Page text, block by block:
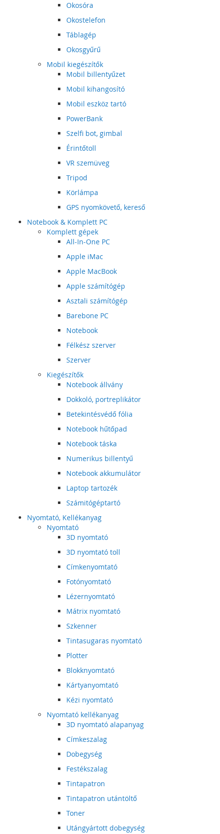
Okosóra
Okostelefon
Táblagép
Okosgyűrű
Mobil kiegészítők
Mobil billentyűzet
Mobil kihangosító
Mobil eszköz tartó
PowerBank
Szelfi bot, gimbal
Érintőtoll
VR szemüveg
Tripod
Körlámpa
GPS nyomkövető, kereső
Notebook & Komplett PC
Komplett gépek
All-In-One PC
Apple iMac
Apple MacBook
Apple számítógép
Asztali számítógép
Barebone PC
Notebook
Félkész szerver
Szerver
Kiegészítők
Notebook állvány
Dokkoló, portreplikátor
Betekintésvédő fólia
Notebook hűtőpad
Notebook táska
Numerikus billentyű
Notebook akkumulátor
Laptop tartozék
Számitógéptartó
Nyomtató, Kellékanyag
Nyomtató
3D nyomtató
3D nyomtató toll
Címkenyomtató
Fotónyomtató
Lézernyomtató
Mátrix nyomtató
Szkenner
Tintasugaras nyomtató
Plotter
Blokknyomtató
Kártyanyomtató
Kézi nyomtató
Nyomtató kellékanyag
3D nyomtató alapanyag
Címkeszalag
Dobegység
Festékszalag
Tintapatron
Tintapatron utántöltő
Toner
Utángyártott dobegység